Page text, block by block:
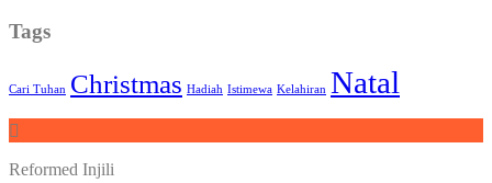
Tags
Cari Tuhan Christmas Hadiah Istimewa Kelahiran Natal
Reformed Injili